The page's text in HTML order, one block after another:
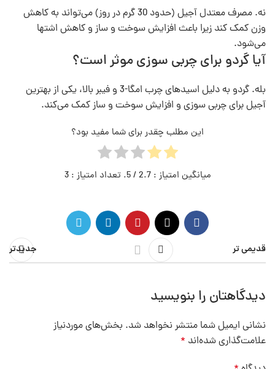
نه. مصرف معتدل آجیل (حدود 30 گرم در روز) می‌تواند به کاهش
وزن کمک کند زیرا باعث افزایش سوخت و ساز و کاهش اشتها
می‌شود.
آیا گردو برای چربی سوزی موثر است؟
بله. گردو به دلیل اسیدهای چرب امگا-3 و فیبر بالا، یکی از بهترین
آجیل برای چربی سوزی و افزایش سوخت و ساز کمک می‌کند.
این مطلب چقدر برای شما مفید بود؟
میانگین امتیاز :2.7/ 5. تعداد امتیاز : 3
جدیدتر قدیمی تر
دیدگاهتان را بنویسید
نشانی ایمیل شما منتشر نخواهد شد. بخش‌های موردنیاز
علامت‌گذاری شده‌اند *